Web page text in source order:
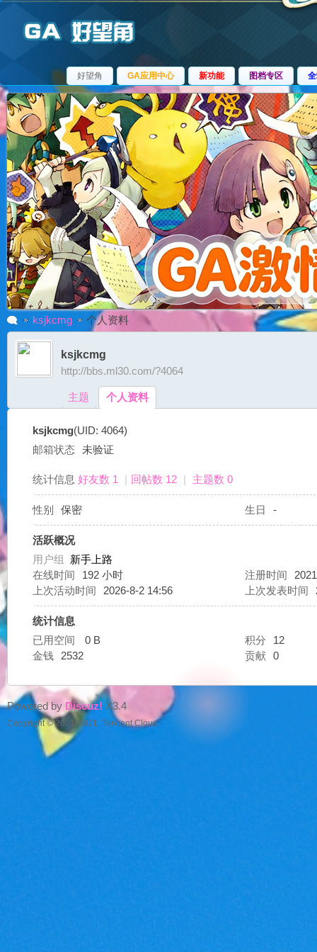
好望角 GA应用中心 新功能 图档专区
›
ksjkcmg
›
个人资料
ksjkcmg
http://bbs.ml30.com/?4064
主题 个人资料
ksjkcmg(UID: 4064)
邮箱状态
未验证
统计信息 好友数 1 | 回帖数 12 | 主题数 0
性别 保密 生日 -
活跃概况
用户组 新手上路
在线时间
192 小时 注册时间
上次活动时间
2026-8-2 14:56 上次发表时间
统计信息
已用空间
0 B 积分
12
金钱
2532 贡献 0
Powered by Discuz! X3.4
Copyright © 2001-2021, Tencent Cloud.